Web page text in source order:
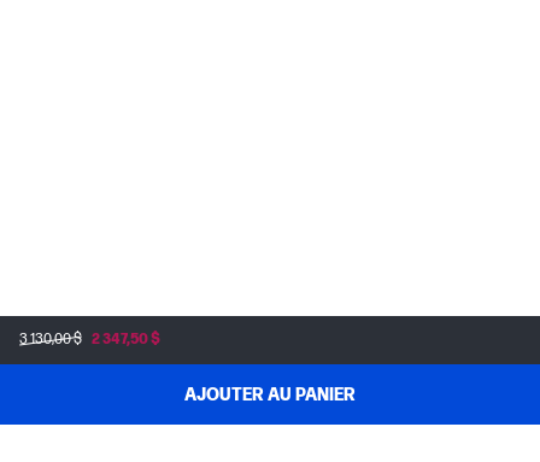
3 130,00 $ 2 347,50 $
AJOUTER AU PANIER